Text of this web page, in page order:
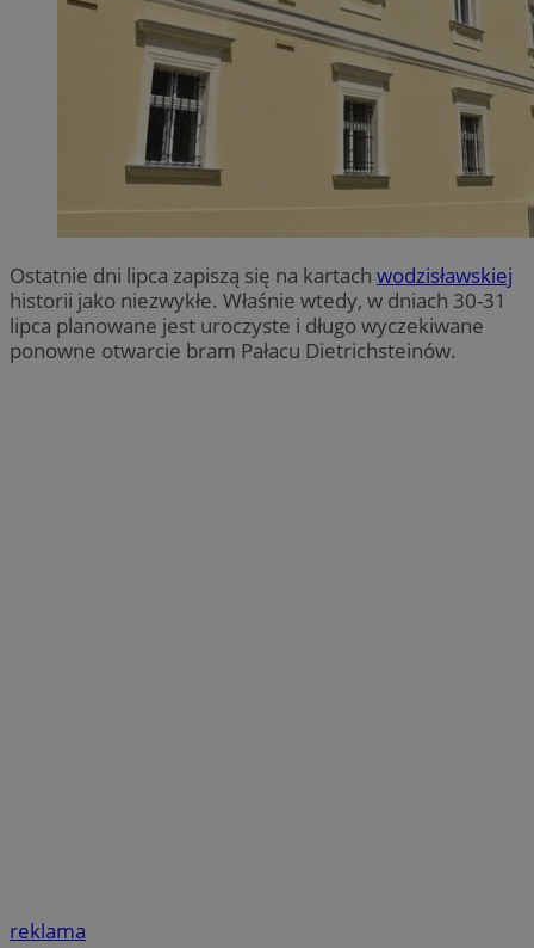
Ostatnie dni lipca zapiszą się na kartach wodzisławskiej
historii jako niezwykłe. Właśnie wtedy, w dniach 30-31
lipca planowane jest uroczyste i długo wyczekiwane
ponowne otwarcie bram Pałacu Dietrichsteinów.
reklama